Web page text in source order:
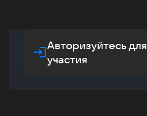
Авторизуйтесь для
участия